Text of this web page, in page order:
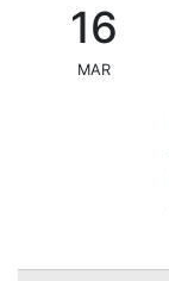
16
MAR